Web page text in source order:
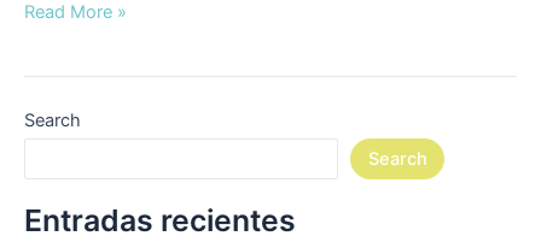
Read More »
Search
Search
Entradas recientes